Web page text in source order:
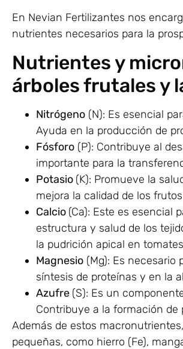
En Nevian Fertilizantes nos
nutrientes necesarios para la
Nutrientes y
árboles frutales y
Nitrógeno (N): Es esencial
Ayuda en la producción de
Fósforo (P): Contribuye al
importante para la
Potasio (K): Promueve la
mejora la calidad de los
Calcio (Ca): Este es esencial
estructura y salud de los
la pudrición apical en
Magnesio (Mg): Es necesario
síntesis de proteínas y en la
Azufre (S): Es un
Contribuye a la formación
Además de estos
pequeñas, como hierro (Fe),